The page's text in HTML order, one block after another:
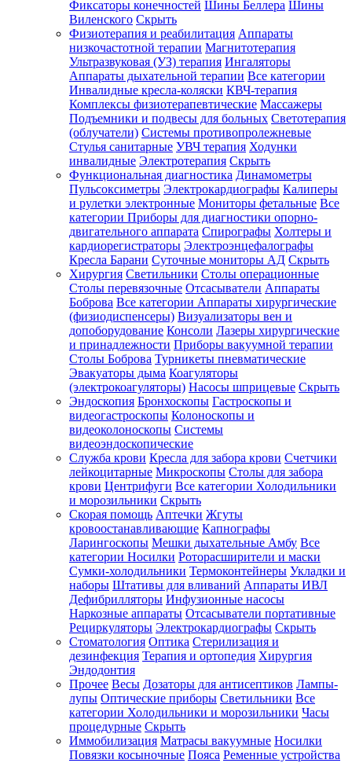
Фиксаторы конечностей Шины Беллера Шины
Виленского Скрыть
Физиотерапия и реабилитация Аппараты
низкочастотной терапии Магнитотерапия
Ультразвуковая (УЗ) терапия Ингаляторы
Аппараты дыхательной терапии Все категории
Инвалидные кресла-коляски КВЧ-терапия
Комплексы физиотерапевтические Массажеры
Подъемники и подвесы для больных Светотерапия
(облучатели) Системы противопролежневые
Стулья санитарные УВЧ терапия Ходунки
инвалидные Электротерапия Скрыть
Функциональная диагностика Динамометры
Пульсоксиметры Электрокардиографы Калиперы
и рулетки электронные Мониторы фетальные Все
категории Приборы для диагностики опорно-
двигательного аппарата Спирографы Холтеры и
кардиорегистраторы Электроэнцефалографы
Кресла Барани Суточные мониторы АД Скрыть
Хирургия Светильники Столы операционные
Столы перевязочные Отсасыватели Аппараты
Боброва Все категории Аппараты хирургические
(физиодиспенсеры) Визуализаторы вен и
допоборудование Консоли Лазеры хирургические
и принадлежности Приборы вакуумной терапии
Столы Боброва Турникеты пневматические
Эвакуаторы дыма Коагуляторы
(электрокоагуляторы) Насосы шприцевые Скрыть
Эндоскопия Бронхоскопы Гастроскопы и
видеогастроскопы Колоноскопы и
видеоколоноскопы Системы
видеоэндоскопические
Служба крови Кресла для забора крови Счетчики
лейкоцитарные Микроскопы Столы для забора
крови Центрифуги Все категории Холодильники
и морозильники Скрыть
Скорая помощь Аптечки Жгуты
кровоостанавливающие Капнографы
Ларингоскопы Мешки дыхательные Амбу Все
категории Носилки Роторасширители и маски
Сумки-холодильники Термоконтейнеры Укладки и
наборы Штативы для вливаний Аппараты ИВЛ
Дефибрилляторы Инфузионные насосы
Наркозные аппараты Отсасыватели портативные
Рециркуляторы Электрокардиографы Скрыть
Стоматология Оптика Стерилизация и
дезинфекция Терапия и ортопедия Хирургия
Эндодонтия
Прочее Весы Дозаторы для антисептиков Лампы-
лупы Оптические приборы Светильники Все
категории Холодильники и морозильники Часы
процедурные Скрыть
Иммобилизация Матрасы вакуумные Носилки
Повязки косыночные Пояса Ременные устройства